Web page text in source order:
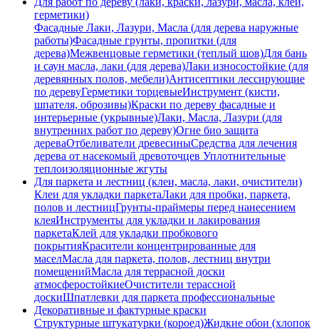
герметики)
Фасадные Лаки, Лазури, Масла (для дерева наружные
работы)Фасадные грунты, пропитки (для
дерева)Межвенцовые герметики (теплый шов)Для бань
и саун масла, лаки (для дерева)Лаки износостойкие (для
деревянных полов, мебели)Антисептики лесcирующие
по деревуГерметики торцевыеИнструмент (кисти,
шпателя, оброзивы)Краски по дереву фасадные и
интерьерные (укрывные)Лаки, Масла, Лазури (для
внутренних работ по дереву)Огне био защита
дереваОтбеливатели древесиныСредства для лечения
дерева от насекомый древоточцев Уплотнительные
теплоизоляционные жгуты
Для паркета и лестниц (клеи, масла, лаки, очистители)
Клеи для укладки паркетаЛаки для пробки, паркета,
полов и лестницГрунты-праймеры перед нанесением
клеяИнструменты для укладки и лакирования
паркетаКлей для укладки пробкового
покрытияКрасители концентрированные для
маселМасла для паркета, полов, лестниц внутри
помещенийМасла для террасной доски
атмосферостойкиеОчистители терассной
доскиШпатлевки для паркета профессиональные
Декоративные и фактурные краски
Структурные штукатурки (короед)Жидкие обои (хлопок